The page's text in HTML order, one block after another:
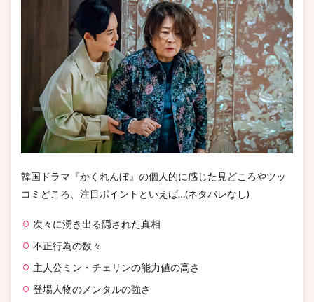
韓国ドラマ『かくれんぼ』の個人的に感じた見どころやツッ
コミどころ、注目ポイントといえば…(ネタバレなし)
次々に湧き出る隠された真相
不正行為の数々
主人公ミン・チェリンの能力値の高さ
登場人物のメンタルの強さ